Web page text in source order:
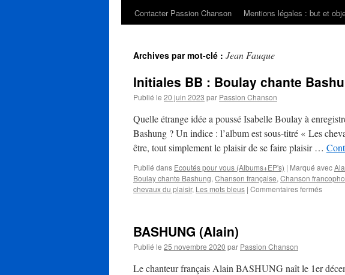
Contacter Passion Chanson
Mentions légales : but et
Archives par mot-clé : Jean Fauque
Initiales BB : Boulay chante
Publié le 20 juin 2023 par Passion Chanson
Quelle étrange idée a poussé Isabelle Boulay à
Bashung ? Un indice : l’album est sous-titré « Les
être, tout simplement le plaisir de se faire plaisir …
Publié dans Ecoutés pour vous (Albums+EP's) | Marqué avec
Boulay chante Bashung, Chanson française, Chanson
chevaux du plaisir, Les mots bleus | Commentaires ferméssur
BASHUNG (Alain)
Publié le 25 novembre 2020 par Passion Chanson
Le chanteur français Alain BASHUNG naît le 1er